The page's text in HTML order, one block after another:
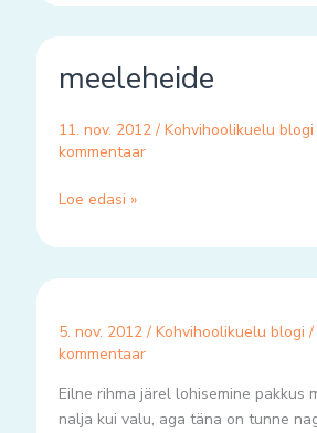
meeleheide
11. nov. 2012 / Kohvihoolikuelu blogi
kommentaar
Loe edasi »
5. nov. 2012 / Kohvihoolikuelu blogi /
kommentaar
Eilne rihma järel lohisemine pakkus
nalja kui valu, aga täna on tunne